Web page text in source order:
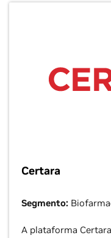
Certara
Segmento:
A plataforma